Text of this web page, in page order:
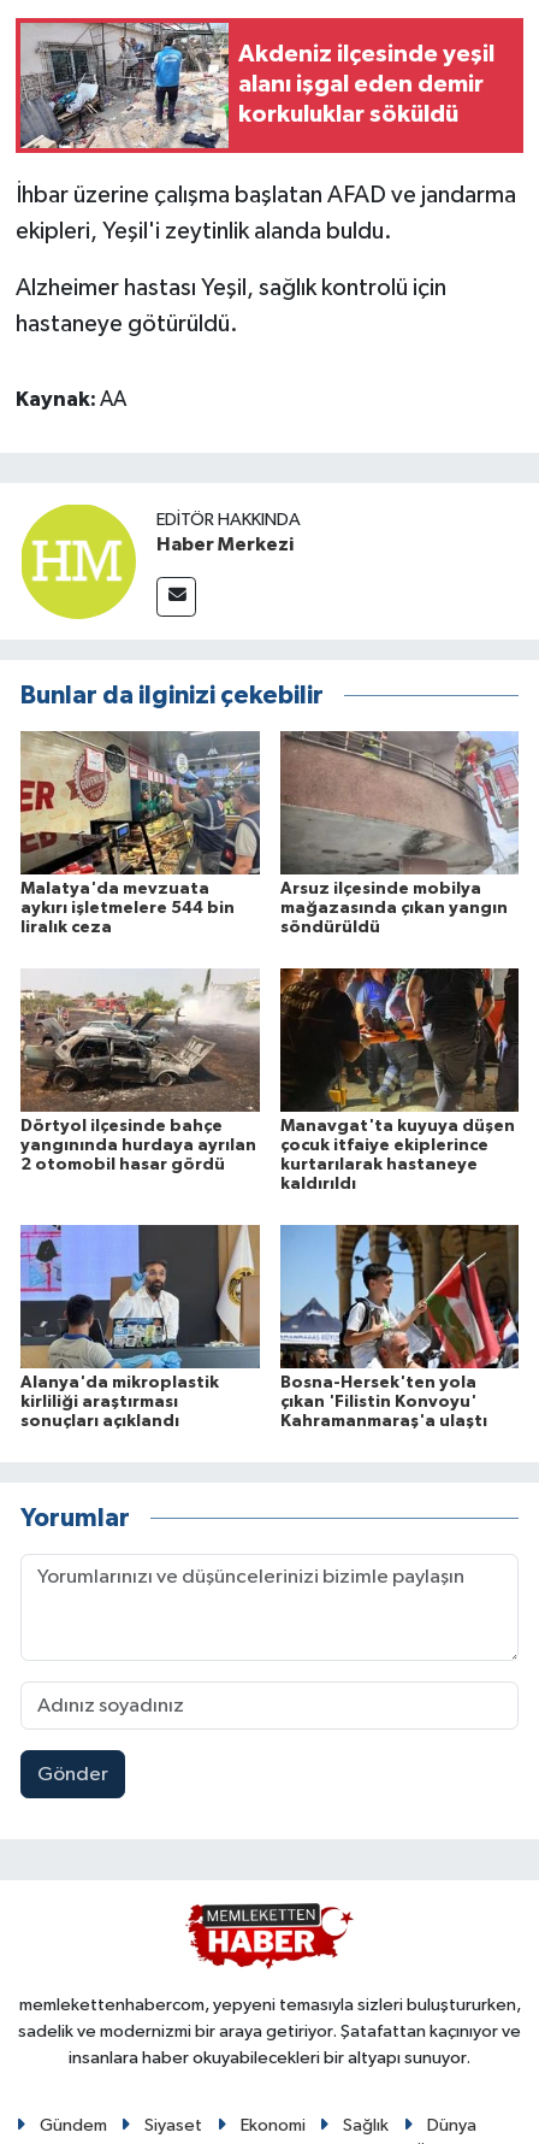
Akdeniz ilçesinde yeşil
alanı işgal eden demir
korkuluklar söküldü
İhbar üzerine çalışma başlatan AFAD ve jandarma
ekipleri, Yeşil'i zeytinlik alanda buldu.
Alzheimer hastası Yeşil, sağlık kontrolü için
hastaneye götürüldü.
Kaynak: AA
EDITÖR HAKKINDA
Haber Merkezi
Bunlar da ilginizi çekebilir
Malatya'da mevzuata
aykırı işletmelere 544 bin
liralık ceza
Arsuz ilçesinde mobilya
mağazasında çıkan yangın
söndürüldü
Dörtyol ilçesinde bahçe
yangınında hurdaya ayrılan
2 otomobil hasar gördü
Manavgat'ta kuyuya düşen
çocuk itfaiye ekiplerince
kurtarılarak hastaneye
kaldırıldı
Alanya'da mikroplastik
kirliliği araştırması
sonuçları açıklandı
Bosna-Hersek'ten yola
çıkan 'Filistin Konvoyu'
Kahramanmaraş'a ulaştı
Yorumlar
Gönder
memlekettenhabercom, yepyeni temasıyla sizleri buluştururken,
sadelik ve modernizmi bir araya getiriyor. Şatafattan kaçınıyor ve
insanlara haber okuyabilecekleri bir altyapı sunuyor.
Gündem Siyaset Ekonomi Sağlık
Dünya